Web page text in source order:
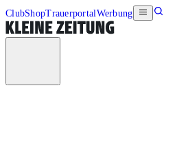
ClubShopTrauerportalWerbung